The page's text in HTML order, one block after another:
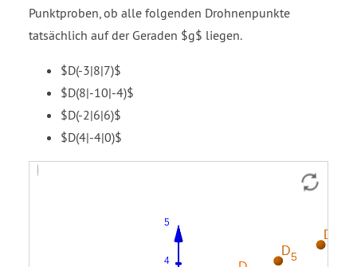
Punktproben, ob alle folgenden Drohnenpunkte
tatsächlich auf der Geraden $g$ liegen.
$D(-3|8|7)$
$D(8|-10|-4)$
$D(-2|6|6)$
$D(4|-4|0)$